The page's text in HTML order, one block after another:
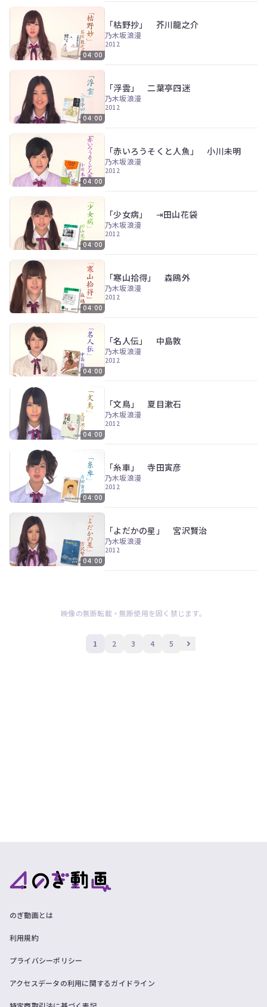
04:00
「枯野抄」 芥川龍之介
乃木坂浪漫
2012
04:00
「浮雲」 二葉亭四迷
乃木坂浪漫
2012
04:00
「赤いろうそくと人魚」 小川未明
乃木坂浪漫
2012
04:00
「少女病」 ⇥田山花袋
乃木坂浪漫
2012
04:00
「寒山拾得」 森鴎外
乃木坂浪漫
2012
04:00
「名人伝」 中島敦
乃木坂浪漫
2012
04:00
「文鳥」 夏目漱石
乃木坂浪漫
2012
04:00
「糸車」 寺田寅彦
乃木坂浪漫
2012
04:00
「よだかの星」 宮沢賢治
乃木坂浪漫
2012
映像の無断転載・無断使用を固く禁じます。
1 2 3 4 5
のぎ動画とは
利用規約
プライバシーポリシー
アクセスデータの利用に関するガイドライン